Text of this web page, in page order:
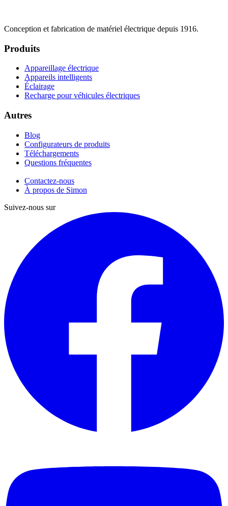
Conception et fabrication de matériel électrique depuis 1916.
Produits
Appareillage électrique
Appareils intelligents
Éclairage
Recharge pour véhicules électriques
Autres
Blog
Configurateurs de produits
Téléchargements
Questions fréquentes
Contactez-nous
À propos de Simon
Suivez-nous sur